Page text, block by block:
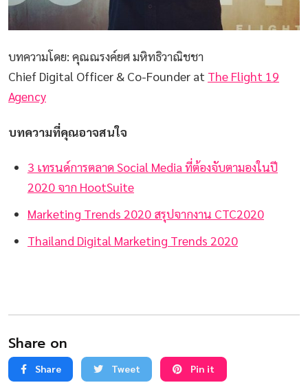
บทความโดย: คุณณรงค์ยศ มหิทธิวาณิชชา
Chief Digital Officer & Co-Founder at The Flight 19
Agency
บทความที่คุณอาจสนใจ
3 เทรนด์การตลาด Social Media ที่ต้องจับตามองในปี
2020 จาก HootSuite
Marketing Trends 2020 สรุปจากงาน CTC2020
Thailand Digital Marketing Trends 2020
Share on
Share Tweet Pin it